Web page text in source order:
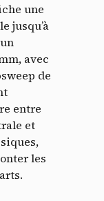
une
jusqu’à
avec
de
entre
et
les